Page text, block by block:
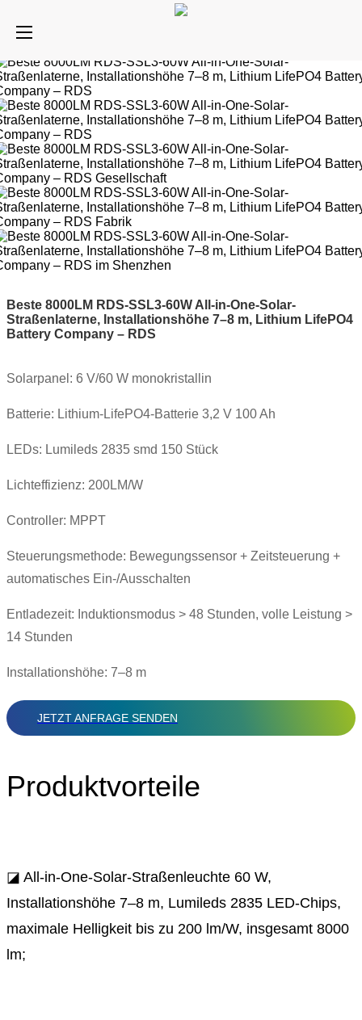
Beste 8000LM RDS-SSL3-60W All-in-One-Solar-
Straßenlaterne, Installationshöhe 7–8 m, Lithium LifePO4
Battery Company – RDS
Solarpanel: 6 V/60 W monokristallin
Batterie: Lithium-LifePO4-Batterie 3,2 V 100 Ah
LEDs: Lumileds 2835 smd 150 Stück
Lichteffizienz: 200LM/W
Controller: MPPT
Steuerungsmethode: Bewegungssensor + Zeitsteuerung +
automatisches Ein-/Ausschalten
Entladezeit: Induktionsmodus > 48 Stunden, volle Leistung >
14 Stunden
Installationshöhe: 7–8 m
JETZT ANFRAGE SENDEN
Produktvorteile
◪ All-in-One-Solar-Straßenleuchte 60 W,
Installationshöhe 7–8 m, Lumileds 2835 LED-Chips,
maximale Helligkeit bis zu 200 lm/W, insgesamt 8000
lm;